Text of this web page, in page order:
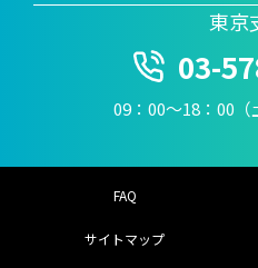
東京
03-
09：00〜18：00（
FAQ
サイトマップ